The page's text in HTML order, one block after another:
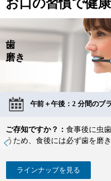
お口の習慣で健
歯
磨き
午前＋午後：2 分間のブ
ご存知ですか？：食事後に虫
うため、食後には必ず歯を磨き
ラインナップを見る